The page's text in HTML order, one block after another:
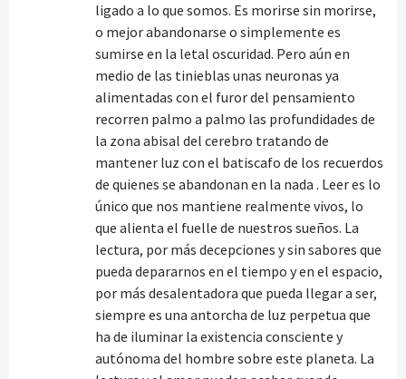
ligado a lo que somos. Es morirse sin morirse,
o mejor abandonarse o simplemente es
sumirse en la letal oscuridad. Pero aún en
medio de las tinieblas unas neuronas ya
alimentadas con el furor del pensamiento
recorren palmo a palmo las profundidades de
la zona abisal del cerebro tratando de
mantener luz con el batiscafo de los recuerdos
de quienes se abandonan en la nada . Leer es lo
único que nos mantiene realmente vivos, lo
que alienta el fuelle de nuestros sueños. La
lectura, por más decepciones y sin sabores que
pueda depararnos en el tiempo y en el espacio,
por más desalentadora que pueda llegar a ser,
siempre es una antorcha de luz perpetua que
ha de iluminar la existencia consciente y
autónoma del hombre sobre este planeta. La